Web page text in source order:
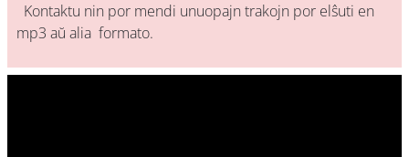
Kontaktu nin por mendi unuopajn trakojn por elŝuti en
mp3 aŭ alia formato.